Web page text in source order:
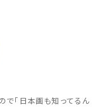
「日本画も知ってるん